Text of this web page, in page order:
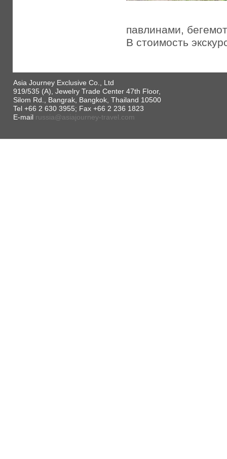
павлинами,
В стоимость
Asia Journey Exclusive Co., Ltd
919/535 (A), Jewelry Trade Center 47th Floor,
Silom Rd., Bangrak, Bangkok, Thailand 10500
Tel +66 2 630 3955; Fax +66 2 236 1823
E-mail russia@asiajourney-travel.com